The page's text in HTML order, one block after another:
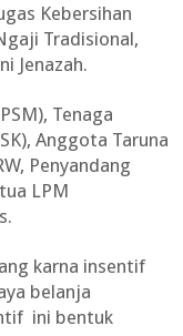
Kebersihan
Tradisional,
Jenazah.
Tenaga
Anggota Taruna
Penyandang
LPM
karna insentif
belanja
ini bentuk